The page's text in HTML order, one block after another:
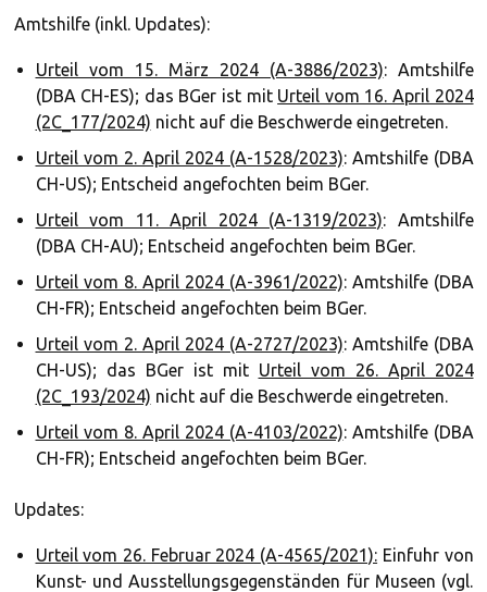
Amtshilfe (inkl. Updates):
Urteil vom 15. März 2024 (A-3886/2023): Amtshilfe
(DBA CH-ES); das BGer ist mit Urteil vom 16. April 2024
(2C_177/2024) nicht auf die Beschwerde eingetreten.
Urteil vom 2. April 2024 (A-1528/2023): Amtshilfe (DBA
CH-US); Entscheid angefochten beim BGer.
Urteil vom 11. April 2024 (A-1319/2023): Amtshilfe
(DBA CH-AU); Entscheid angefochten beim BGer.
Urteil vom 8. April 2024 (A-3961/2022): Amtshilfe (DBA
CH-FR); Entscheid angefochten beim BGer.
Urteil vom 2. April 2024 (A-2727/2023): Amtshilfe (DBA
CH-US); das BGer ist mit Urteil vom 26. April 2024
(2C_193/2024) nicht auf die Beschwerde eingetreten.
Urteil vom 8. April 2024 (A-4103/2022): Amtshilfe (DBA
CH-FR); Entscheid angefochten beim BGer.
Updates:
Urteil vom 26. Februar 2024 (A-4565/2021): Einfuhr von
Kunst- und Ausstellungsgegenständen für Museen (vgl.